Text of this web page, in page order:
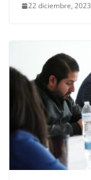
22 diciembre, 2023